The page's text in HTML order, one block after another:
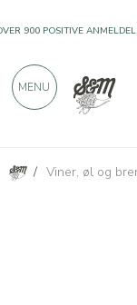
/ Viner, øl og
Canavodi Roero
900 POSITIVE
MENU